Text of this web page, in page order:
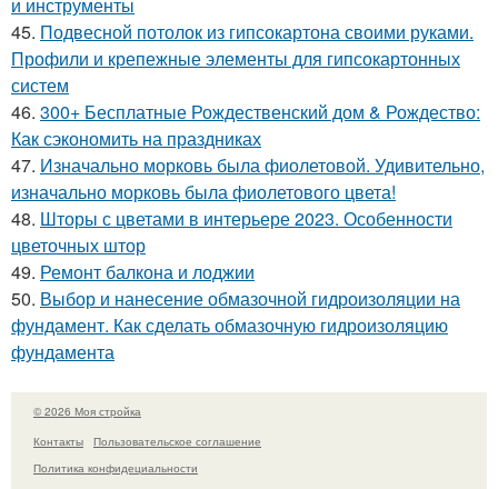
и инструменты
45. Подвесной потолок из гипсокартона своими руками.
Профили и крепежные элементы для гипсокартонных
систем
46. 300+ Бесплатные Рождественский дом & Рождество:
Как сэкономить на праздниках
47. Изначально морковь была фиолетовой. Удивительно,
изначально морковь была фиолетового цвета!
48. Шторы с цветами в интерьере 2023. Особенности
цветочных штор
49. Ремонт балкона и лоджии
50. Выбор и нанесение обмазочной гидроизоляции на
фундамент. Как сделать обмазочную гидроизоляцию
фундамента
© 2026 Моя стройка
Контакты
Пользовательское соглашение
Политика конфидециальности